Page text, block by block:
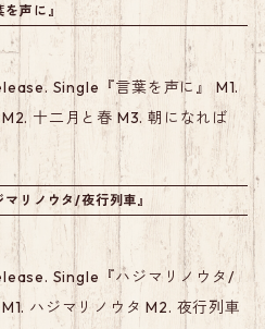
声に』
Single『言葉を声に』 M1.
十二月と春 M3. 朝になれば
リノウタ/夜行列車』
Single『ハジマリノウタ/
夜行列車』 M1. ハジマリノウタ M2. 夜行列車